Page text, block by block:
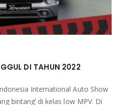
DI TAHUN 2022
International Auto Show
bintang’ di kelas low MPV. Di